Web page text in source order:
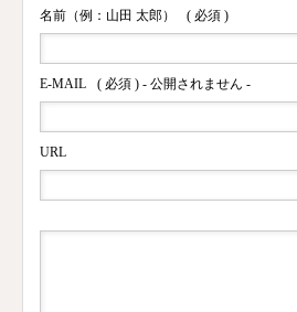
名前（例：山田 太郎） ( 必須 )
E-MAIL ( 必須 ) - 公開されません -
URL